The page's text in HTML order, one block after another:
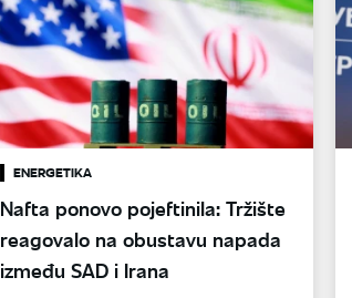
ENERGETIKA
Nafta ponovo pojeftinila: Tržište
reagovalo na obustavu napada
između SAD i Irana